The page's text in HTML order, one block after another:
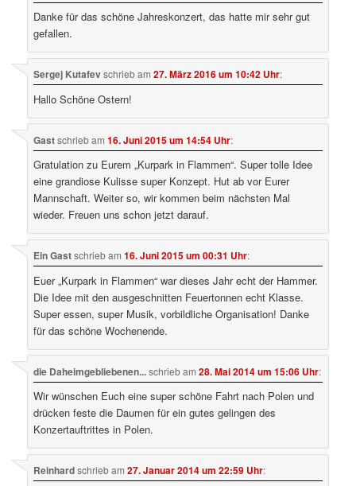
Danke für das schöne Jahreskonzert, das hatte mir sehr gut
gefallen.
Sergej Kutafev schriebam 27. März 2016 um 10:42 Uhr:
Hallo Schöne Ostern!
Gast schriebam 16. Juni 2015 um 14:54 Uhr:
Gratulation zu Eurem „Kurpark in Flammen“. Super tolle Idee
eine grandiose Kulisse super Konzept. Hut ab vor Eurer
Mannschaft. Weiter so, wir kommen beim nächsten Mal
wieder. Freuen uns schon jetzt darauf.
Ein Gast schriebam 16. Juni 2015 um 00:31 Uhr:
Euer „Kurpark in Flammen“ war dieses Jahr echt der Hammer.
Die Idee mit den ausgeschnitten Feuertonnen echt Klasse.
Super essen, super Musik, vorbildliche Organisation! Danke
für das schöne Wochenende.
die Daheimgebliebenen... schriebam 28. Mai 2014 um 15:06 Uhr:
Wir wünschen Euch eine super schöne Fahrt nach Polen und
drücken feste die Daumen für ein gutes gelingen des
Konzertauftrittes in Polen.
Reinhard schriebam 27. Januar 2014 um 22:59 Uhr: